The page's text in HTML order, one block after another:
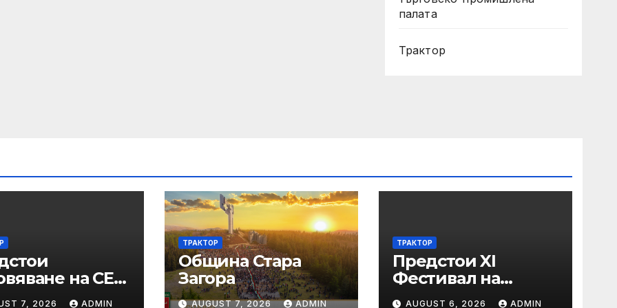
палата
Трактор
на СЕУ:
ще бъде
7, 2026 ADMIN
ТРАКТОР
Община Стара
Загора
AUGUST 7, 2026 ADMIN
ТРАКТОР
Предстои XI
Фестивал на
средновековните
AUGUST 6, 2026 ADMIN